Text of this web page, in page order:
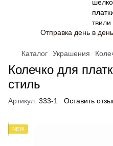
Отправка день в
Каталог Украшения
Колечко для
стиль
Артикул: 333-1 Оставить
NEW